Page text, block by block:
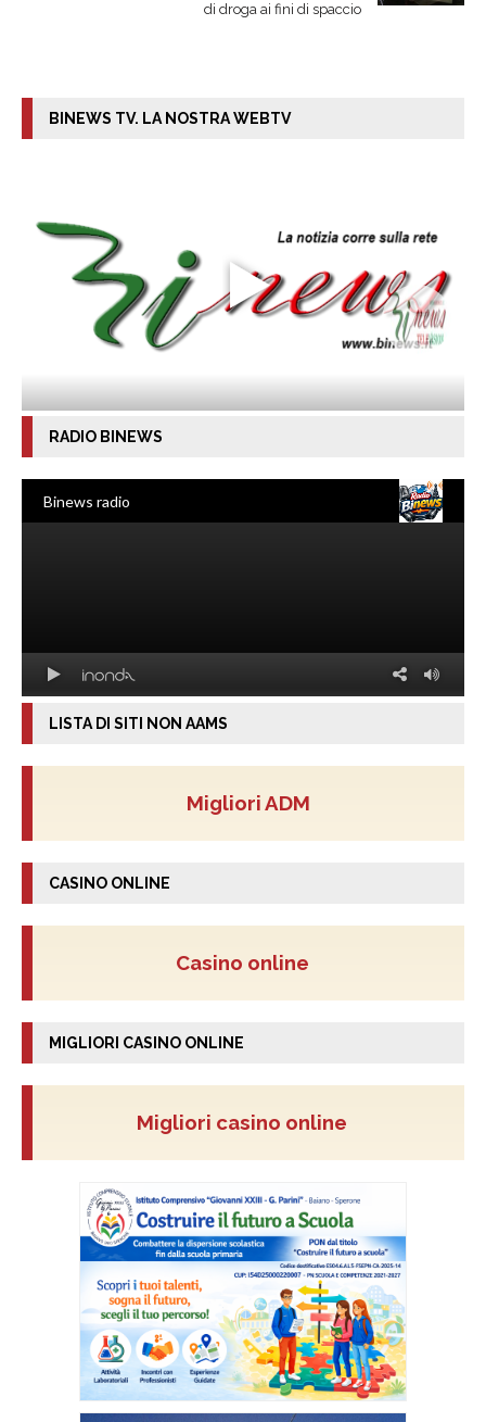
di droga ai fini di spaccio
BINEWS TV. LA NOSTRA WEBTV
RADIO BINEWS
LISTA DI SITI NON AAMS
Migliori ADM
CASINO ONLINE
Casino online
MIGLIORI CASINO ONLINE
Migliori casino online